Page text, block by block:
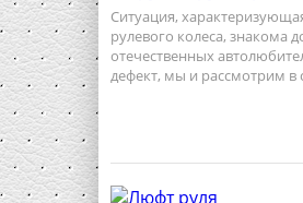
Ситуация,
рулевого колеса, знакома
отечественных
дефект, мы и рассмотрим